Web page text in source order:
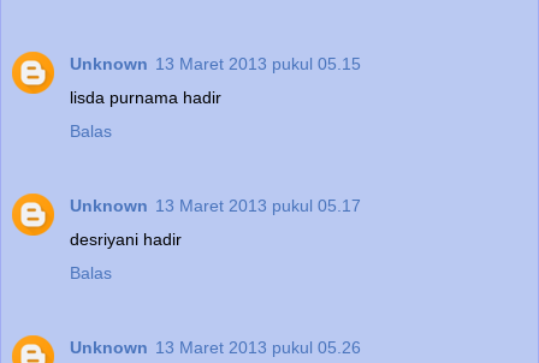
Unknown 13 Maret 2013 pukul 05.15
lisda purnama hadir
Balas
Unknown 13 Maret 2013 pukul 05.17
desriyani hadir
Balas
Unknown 13 Maret 2013 pukul 05.26